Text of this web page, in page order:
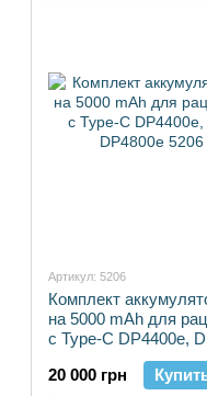
Артикул: 5206
Комплект
на 5000 mAh для
с Type-C DP4400e,
20 000 грн